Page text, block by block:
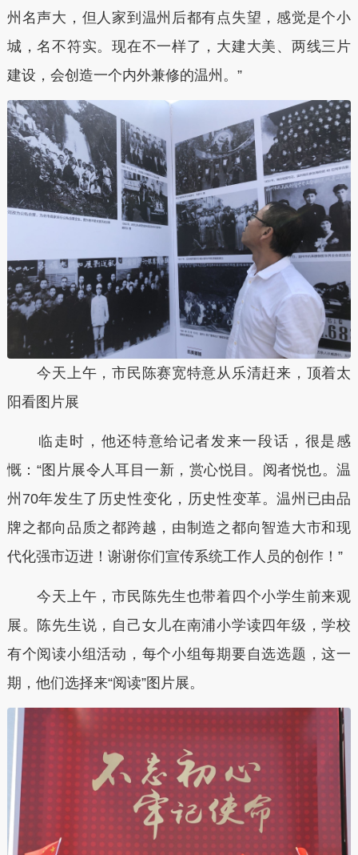
州名声大，但人家到温州后都有点失望，感觉是个小
城，名不符实。现在不一样了，大建大美、两线三片
建设，会创造一个内外兼修的温州。”
今天上午，市民陈赛宽特意从乐清赶来，顶着太
阳看图片展
临走时，他还特意给记者发来一段话，很是感
慨：“图片展令人耳目一新，赏心悦目。阅者悦也。温
州70年发生了历史性变化，历史性变革。温州已由品
牌之都向品质之都跨越，由制造之都向智造大市和现
代化强市迈进！谢谢你们宣传系统工作人员的创作！”
今天上午，市民陈先生也带着四个小学生前来观
展。陈先生说，自己女儿在南浦小学读四年级，学校
有个阅读小组活动，每个小组每期要自选选题，这一
期，他们选择来“阅读”图片展。